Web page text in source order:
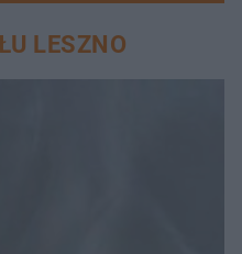
LESZNO